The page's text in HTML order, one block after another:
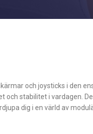
och joysticks i den
och stabilitet i vardagen.
dig i en värld av